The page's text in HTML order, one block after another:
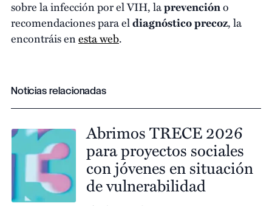
sobre la infección por el VIH, laprevencióno
recomendaciones para eldiagnóstico precoz, la
encontráis enesta web.
Noticias relacionadas
Abrimos TRECE 2026
para proyectos sociales
con jóvenes en situación
de vulnerabilidad